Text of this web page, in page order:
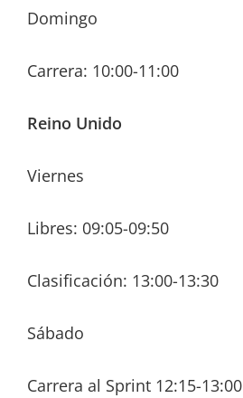
Domingo
Carrera: 10:00-11:00
Reino Unido
Viernes
Libres: 09:05-09:50
Clasificación: 13:00-13:30
Sábado
Carrera al Sprint 12:15-13:00